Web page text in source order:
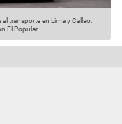
transporte en Lima y Callao:
El Popular